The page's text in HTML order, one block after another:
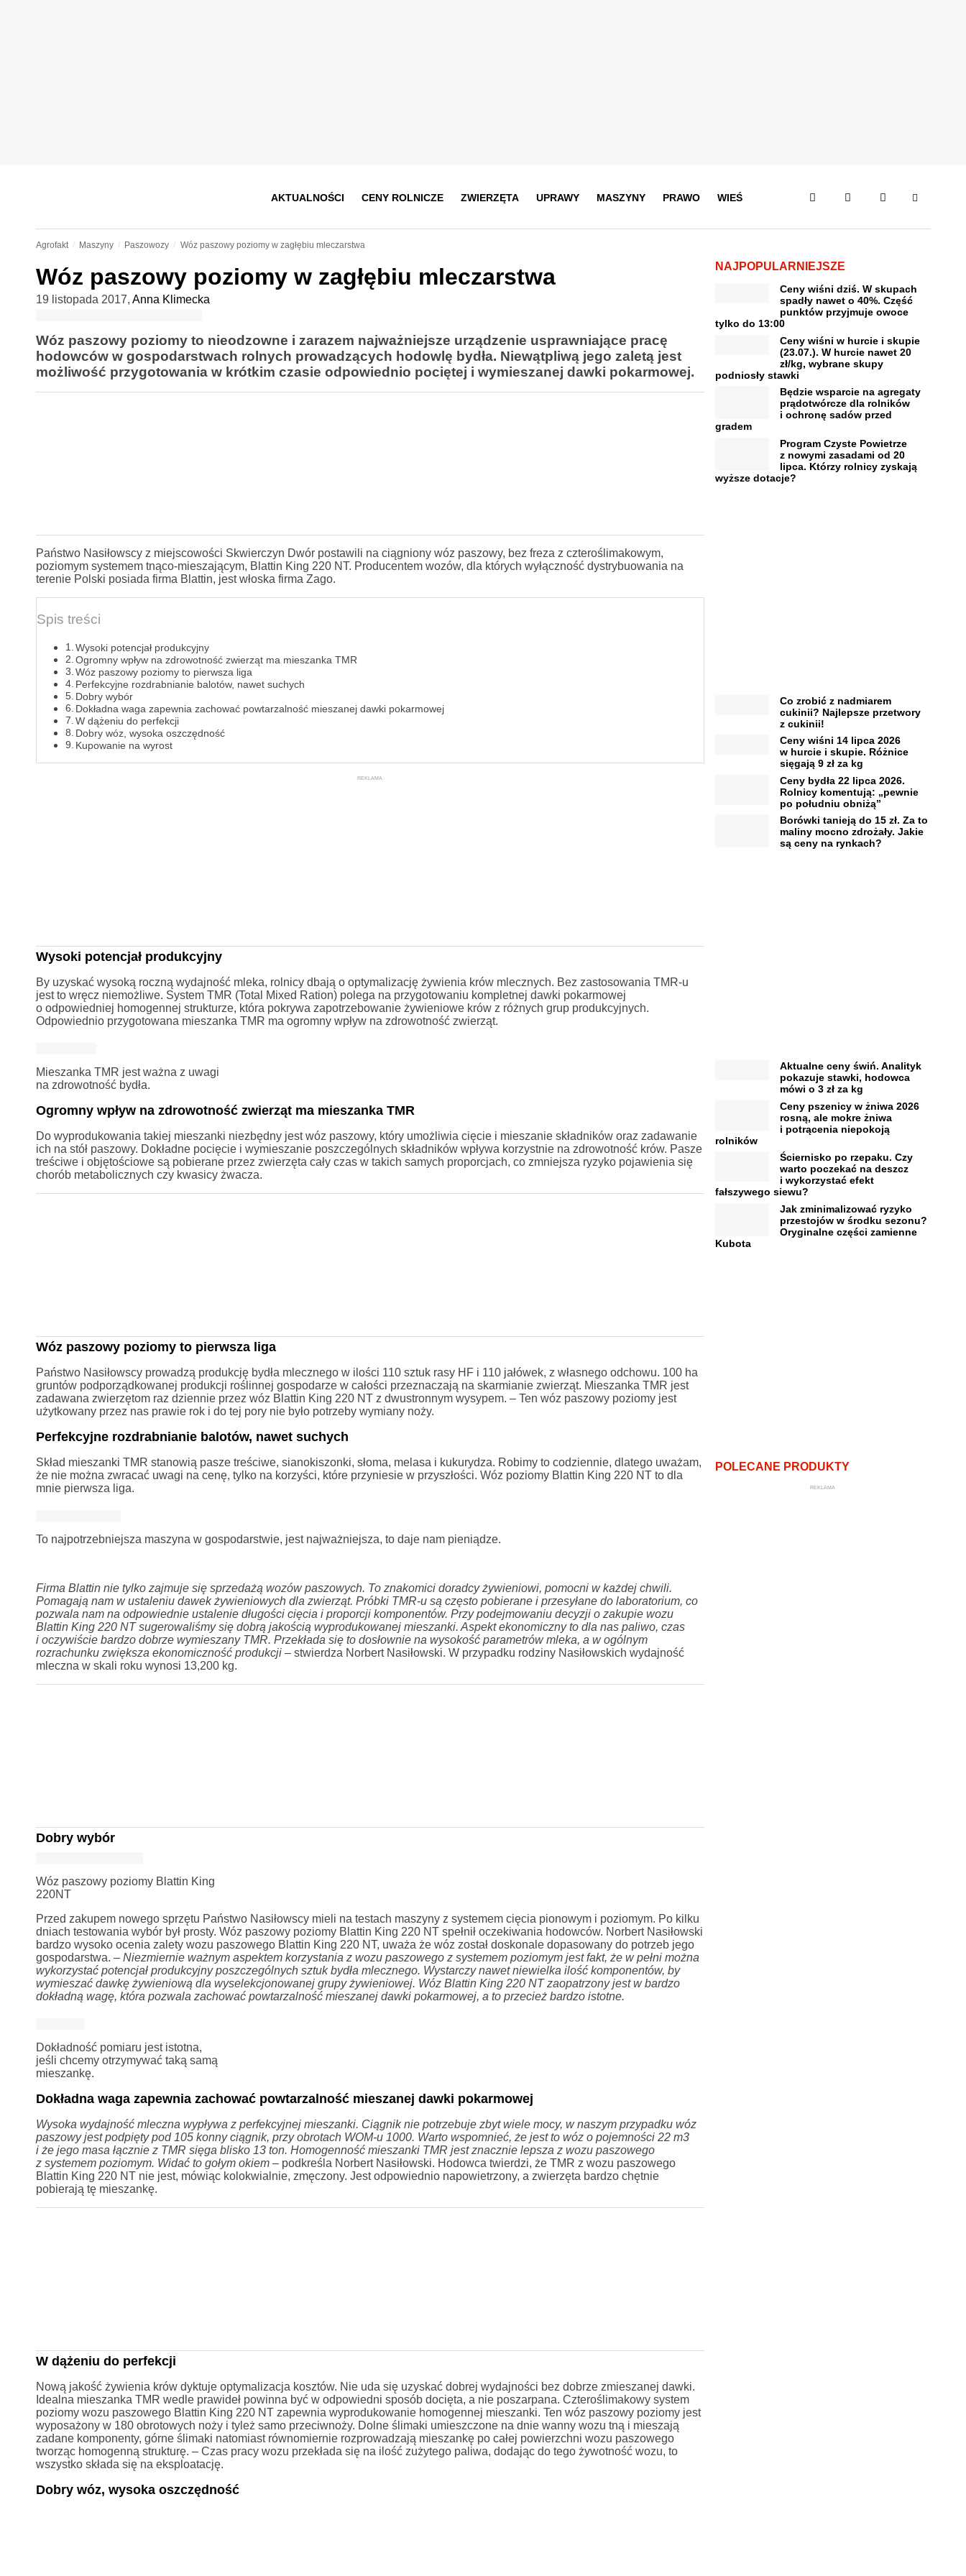
AKTUALNOŚCI CENY ROLNICZE ZWIERZĘTA UPRAWY MASZYNY PRAWO WIEŚ
Agrofakt Maszyny Paszowozy Wóz paszowy poziomy w zagłębiu mleczarstwa
Wóz paszowy poziomy w zagłębiu mleczarstwa
19 listopada 2017, Anna Klimecka
Wóz paszowy poziomy to nieodzowne i zarazem najważniejsze urządzenie usprawniające pracę
hodowców w gospodarstwach rolnych prowadzących hodowlę bydła. Niewątpliwą jego zaletą jest
możliwość przygotowania w krótkim czasie odpowiednio pociętej i wymieszanej dawki pokarmowej.
Państwo Nasiłowscy z miejscowości Skwierczyn Dwór postawili na ciągniony wóz paszowy, bez freza z czteroślimakowym,
poziomym systemem tnąco-mieszającym, Blattin King 220 NT. Producentem wozów, dla których wyłączność dystrybuowania na
terenie Polski posiada firma Blattin, jest włoska firma Zago.
Spis treści
Wysoki potencjał produkcyjny
Ogromny wpływ na zdrowotność zwierząt ma mieszanka TMR
Wóz paszowy poziomy to pierwsza liga
Perfekcyjne rozdrabnianie balotów, nawet suchych
Dobry wybór
Dokładna waga zapewnia zachować powtarzalność mieszanej dawki pokarmowej
W dążeniu do perfekcji
Dobry wóz, wysoka oszczędność
Kupowanie na wyrost
REKLAMA
Wysoki potencjał produkcyjny
By uzyskać wysoką roczną wydajność mleka, rolnicy dbają o optymalizację żywienia krów mlecznych. Bez zastosowania TMR-u
jest to wręcz niemożliwe. System TMR (Total Mixed Ration) polega na przygotowaniu kompletnej dawki pokarmowej
o odpowiedniej homogennej strukturze, która pokrywa zapotrzebowanie żywieniowe krów z różnych grup produkcyjnych.
Odpowiednio przygotowana mieszanka TMR ma ogromny wpływ na zdrowotność zwierząt.
Mieszanka TMR jest ważna z uwagi
na zdrowotność bydła.
Ogromny wpływ na zdrowotność zwierząt ma mieszanka TMR
Do wyprodukowania takiej mieszanki niezbędny jest wóz paszowy, który umożliwia cięcie i mieszanie składników oraz zadawanie
ich na stół paszowy. Dokładne pocięcie i wymieszanie poszczególnych składników wpływa korzystnie na zdrowotność krów. Pasze
treściwe i objętościowe są pobierane przez zwierzęta cały czas w takich samych proporcjach, co zmniejsza ryzyko pojawienia się
chorób metabolicznych czy kwasicy żwacza.
Wóz paszowy poziomy to pierwsza liga
Państwo Nasiłowscy prowadzą produkcję bydła mlecznego w ilości 110 sztuk rasy HF i 110 jałówek, z własnego odchowu. 100 ha
gruntów podporządkowanej produkcji roślinnej gospodarze w całości przeznaczają na skarmianie zwierząt. Mieszanka TMR jest
zadawana zwierzętom raz dziennie przez wóz Blattin King 220 NT z dwustronnym wysypem. – Ten wóz paszowy poziomy jest
użytkowany przez nas prawie rok i do tej pory nie było potrzeby wymiany noży.
Perfekcyjne rozdrabnianie balotów, nawet suchych
Skład mieszanki TMR stanowią pasze treściwe, sianokiszonki, słoma, melasa i kukurydza. Robimy to codziennie, dlatego uważam,
że nie można zwracać uwagi na cenę, tylko na korzyści, które przyniesie w przyszłości. Wóz poziomy Blattin King 220 NT to dla
mnie pierwsza liga.
To najpotrzebniejsza maszyna w gospodarstwie, jest najważniejsza, to daje nam pieniądze.
Firma Blattin nie tylko zajmuje się sprzedażą wozów paszowych. To znakomici doradcy żywieniowi, pomocni w każdej chwili.
Pomagają nam w ustaleniu dawek żywieniowych dla zwierząt. Próbki TMR-u są często pobierane i przesyłane do laboratorium, co
pozwala nam na odpowiednie ustalenie długości cięcia i proporcji komponentów. Przy podejmowaniu decyzji o zakupie wozu
Blattin King 220 NT sugerowaliśmy się dobrą jakością wyprodukowanej mieszanki. Aspekt ekonomiczny to dla nas paliwo, czas
i oczywiście bardzo dobrze wymieszany TMR. Przekłada się to dosłownie na wysokość parametrów mleka, a w ogólnym
rozrachunku zwiększa ekonomiczność produkcji– stwierdza Norbert Nasiłowski. W przypadku rodziny Nasiłowskich wydajność
mleczna w skali roku wynosi 13,200 kg.
Dobry wybór
Wóz paszowy poziomy Blattin King
220NT
Przed zakupem nowego sprzętu Państwo Nasiłowscy mieli na testach maszyny z systemem cięcia pionowym i poziomym. Po kilku
dniach testowania wybór był prosty. Wóz paszowy poziomy Blattin King 220 NT spełnił oczekiwania hodowców. Norbert Nasiłowski
bardzo wysoko ocenia zalety wozu paszowego Blattin King 220 NT, uważa że wóz został doskonale dopasowany do potrzeb jego
gospodarstwa. – Niezmiernie ważnym aspektem korzystania z wozu paszowego z systemem poziomym jest fakt, że w pełni można
wykorzystać potencjał produkcyjny poszczególnych sztuk bydła mlecznego. Wystarczy nawet niewielka ilość komponentów, by
wymieszać dawkę żywieniową dla wyselekcjonowanej grupy żywieniowej. Wóz Blattin King 220 NT zaopatrzony jest w bardzo
dokładną wagę, która pozwala zachować powtarzalność mieszanej dawki pokarmowej, a to przecież bardzo istotne.
Dokładność pomiaru jest istotna,
jeśli chcemy otrzymywać taką samą
mieszankę.
Dokładna waga zapewnia zachować powtarzalność mieszanej dawki pokarmowej
Wysoka wydajność mleczna wypływa z perfekcyjnej mieszanki. Ciągnik nie potrzebuje zbyt wiele mocy, w naszym przypadku wóz
paszowy jest podpięty pod 105 konny ciągnik, przy obrotach WOM-u 1000. Warto wspomnieć, że jest to wóz o pojemności 22 m3
i że jego masa łącznie z TMR sięga blisko 13 ton. Homogenność mieszanki TMR jest znacznie lepsza z wozu paszowego
z systemem poziomym. Widać to gołym okiem– podkreśla Norbert Nasiłowski. Hodowca twierdzi, że TMR z wozu paszowego
Blattin King 220 NT nie jest, mówiąc kolokwialnie, zmęczony. Jest odpowiednio napowietrzony, a zwierzęta bardzo chętnie
pobierają tę mieszankę.
W dążeniu do perfekcji
Nową jakość żywienia krów dyktuje optymalizacja kosztów. Nie uda się uzyskać dobrej wydajności bez dobrze zmieszanej dawki.
Idealna mieszanka TMR wedle prawideł powinna być w odpowiedni sposób docięta, a nie poszarpana. Czteroślimakowy system
poziomy wozu paszowego Blattin King 220 NT zapewnia wyprodukowanie homogennej mieszanki. Ten wóz paszowy poziomy jest
wyposażony w 180 obrotowych noży i tyleż samo przeciwnoży. Dolne ślimaki umieszczone na dnie wanny wozu tną i mieszają
zadane komponenty, górne ślimaki natomiast równomiernie rozprowadzają mieszankę po całej powierzchni wozu paszowego
tworząc homogenną strukturę. – Czas pracy wozu przekłada się na ilość zużytego paliwa, dodając do tego żywotność wozu, to
wszystko składa się na eksploatację.
Dobry wóz, wysoka oszczędność
NAJPOPULARNIEJSZE
Ceny wiśni dziś. W skupach
spadły nawet o 40%. Część
punktów przyjmuje owoce
tylko do 13:00
Ceny wiśni w hurcie i skupie
(23.07.). W hurcie nawet 20
zł/kg, wybrane skupy
podniosły stawki
Będzie wsparcie na agregaty
prądotwórcze dla rolników
i ochronę sadów przed
gradem
Program Czyste Powietrze
z nowymi zasadami od 20
lipca. Którzy rolnicy zyskają
wyższe dotacje?
Co zrobić z nadmiarem
cukinii? Najlepsze przetwory
z cukinii!
Ceny wiśni 14 lipca 2026
w hurcie i skupie. Różnice
sięgają 9 zł za kg
Ceny bydła 22 lipca 2026.
Rolnicy komentują: „pewnie
po południu obniżą”
Borówki tanieją do 15 zł. Za to
maliny mocno zdrożały. Jakie
są ceny na rynkach?
Aktualne ceny świń. Analityk
pokazuje stawki, hodowca
mówi o 3 zł za kg
Ceny pszenicy w żniwa 2026
rosną, ale mokre żniwa
i potrącenia niepokoją
rolników
Ściernisko po rzepaku. Czy
warto poczekać na deszcz
i wykorzystać efekt
fałszywego siewu?
Jak zminimalizować ryzyko
przestojów w środku sezonu?
Oryginalne części zamienne
Kubota
POLECANE PRODUKTY
REKLAMA